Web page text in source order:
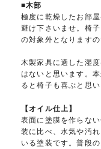
■木部
極度に乾燥したお部
避け下さいませ。椅
の対象外となります
木製家具に適した湿
はないと思います。
ると椅子も喜ぶと思
【オイル仕上】
表面に塗膜を作らな
装に比べ、水気や汚
いる塗装です。普段